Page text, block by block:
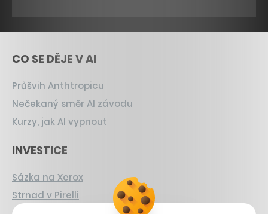
CO SE DĚJE V AI
Průšvih Anthtropicu
Nečekaný směr AI závodu
Kurzy, jak AI vypnout
INVESTICE
Sázka na Xerox
Strnad v Pirelli